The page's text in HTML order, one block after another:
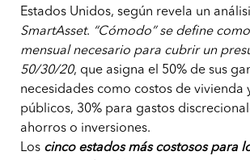
Estados Unidos, según revela un
SmartAsset. “Cómodo” se define
mensual necesario para cubrir un
50/30/20, que asigna el 50% de sus
necesidades como costos de vivienda
públicos, 30% para gastos
ahorros o inversiones.
Los cinco estados más costosos para